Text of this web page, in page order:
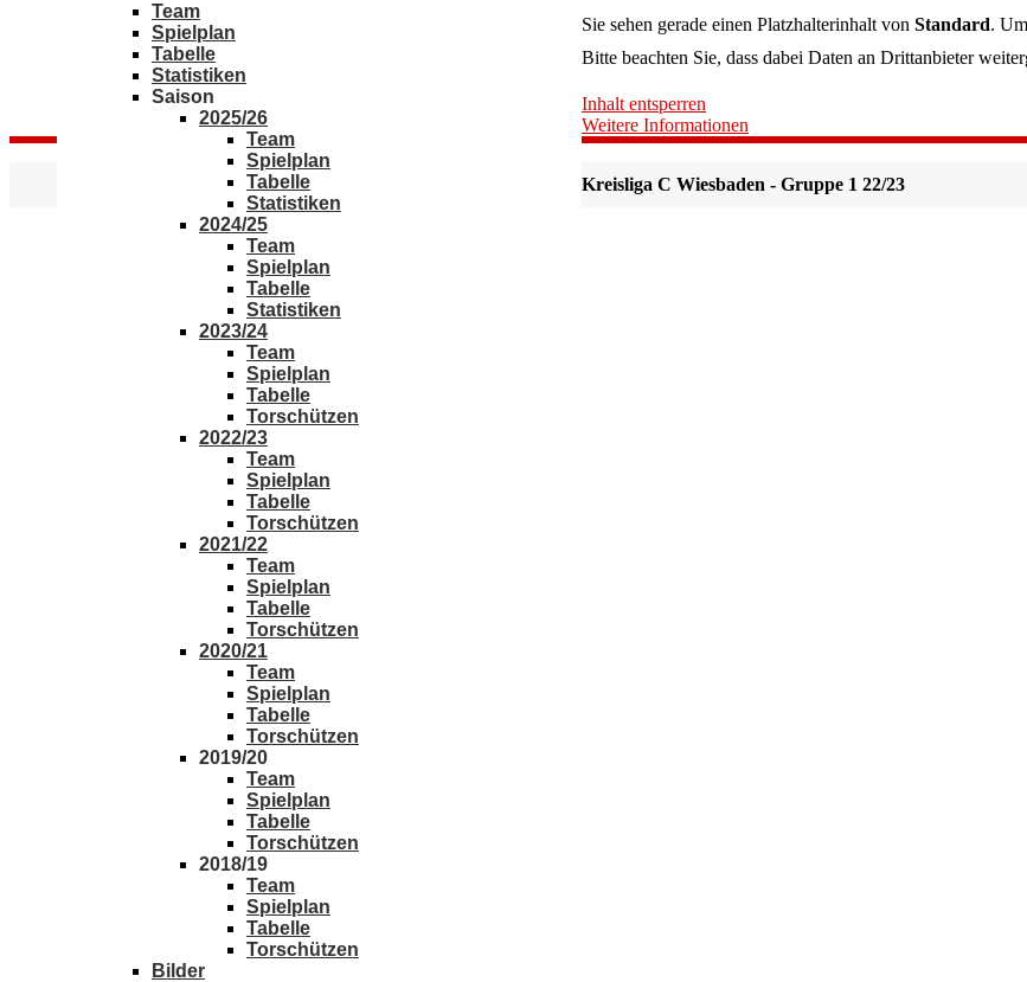
Team
Spielplan
Tabelle
Statistiken
Saison
2025/26
Team
Spielplan
Tabelle
Statistiken
2024/25
Team
Spielplan
Tabelle
Statistiken
2023/24
Team
Spielplan
Tabelle
Torschützen
2022/23
Team
Spielplan
Tabelle
Torschützen
2021/22
Team
Spielplan
Tabelle
Torschützen
2020/21
Team
Spielplan
Tabelle
Torschützen
2019/20
Team
Spielplan
Tabelle
Torschützen
2018/19
Team
Spielplan
Tabelle
Torschützen
Bilder
Sie sehen gerade einen Platzhalterinhalt von Standard.
Bitte beachten Sie, dass dabei Daten an Drittanbieter
Inhalt entsperren
Weitere Informationen
Kreisliga C Wiesbaden - Gruppe 1 22/23